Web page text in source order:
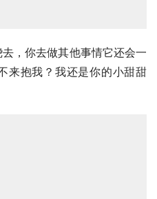
，你去做其他事情它还会一
来抱我？我还是你的小甜甜